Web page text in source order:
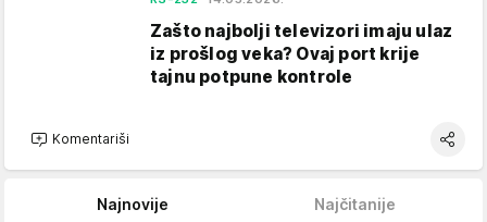
Zašto najbolji televizori imaju ulaz
iz prošlog veka? Ovaj port krije
tajnu potpune kontrole
Komentariši
Najnovije Najčitanije